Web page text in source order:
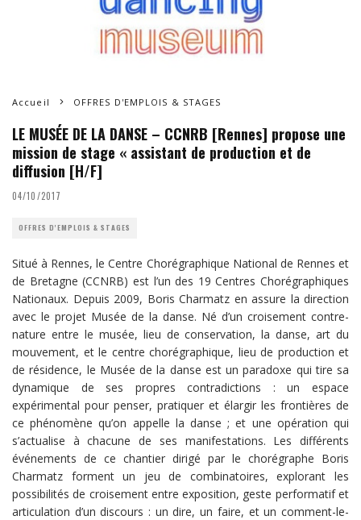
Accueil OFFRES D'EMPLOIS & STAGES
LE MUSÉE DE LA DANSE – CCNRB [Rennes] propose une
mission de stage « assistant de production et de
diffusion [H/F]
04/10/2017
OFFRES D'EMPLOIS & STAGES
Situé à Rennes, le Centre Chorégraphique National de Rennes et
de Bretagne (CCNRB) est l’un des 19 Centres Chorégraphiques
Nationaux. Depuis 2009, Boris Charmatz en assure la direction
avec le projet Musée de la danse. Né d’un croisement contre-
nature entre le musée, lieu de conservation, la danse, art du
mouvement, et le centre chorégraphique, lieu de production et
de résidence, le Musée de la danse est un paradoxe qui tire sa
dynamique de ses propres contradictions : un espace
expérimental pour penser, pratiquer et élargir les frontières de
ce phénomène qu’on appelle la danse ; et une opération qui
s’actualise à chacune de ses manifestations. Les différents
événements de ce chantier dirigé par le chorégraphe Boris
Charmatz forment un jeu de combinatoires, explorant les
possibilités de croisement entre exposition, geste performatif et
articulation d’un discours : un dire, un faire, et un comment-le-